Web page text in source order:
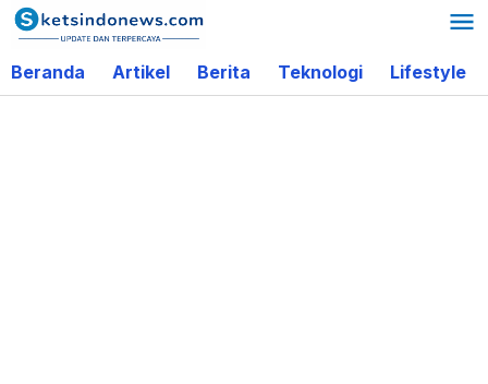
Lewati
ke
konten
Beranda Artikel Berita Teknologi Lifestyle